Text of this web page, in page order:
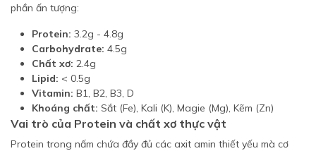
phần ấn tượng:
Protein: 3.2g - 4.8g
Carbohydrate: 4.5g
Chất xơ: 2.4g
Lipid: < 0.5g
Vitamin: B1, B2, B3, D
Khoáng chất: Sắt (Fe), Kali (K), Magie (Mg), Kẽm (Zn)
Vai trò của Protein và chất xơ thực vật
Protein trong nấm chứa đầy đủ các axit amin thiết yếu mà cơ